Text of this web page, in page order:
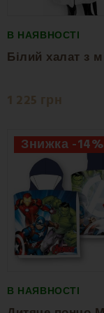
В НАЯВНОСТІ
1 225 грн
Знижка -14%
В НАЯВНОСТІ